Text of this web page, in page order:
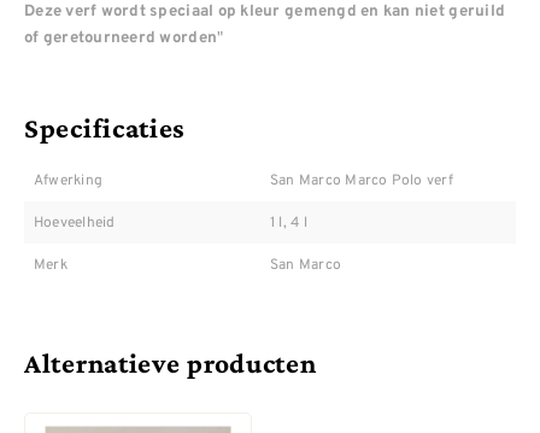
Deze verf wordt speciaal op kleur gemengd en kan niet geruild
of geretourneerd worden"
Specificaties
Afwerking San Marco Marco Polo verf
Hoeveelheid 1 l, 4 l
Merk San Marco
Alternatieve producten